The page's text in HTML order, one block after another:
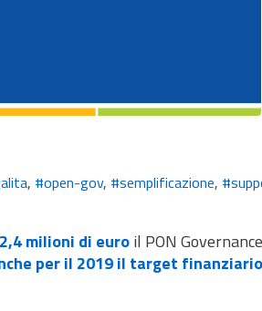
, #open-gov, #semplificazione,
milioni di euroil PON
per il 2019 il target